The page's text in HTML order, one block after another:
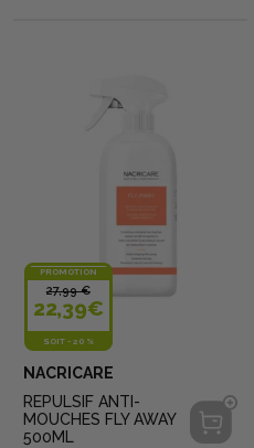
PROMOTION
27,99 €
22,39€
SOIT - 20 %
NACRICARE
REPULSIF ANTI-
MOUCHES FLY AWAY
500ML